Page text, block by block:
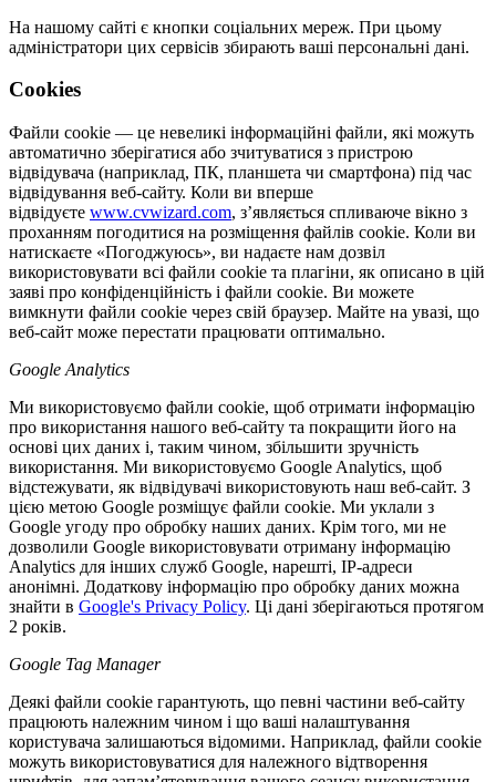
На нашому сайті є кнопки соціальних мереж. При цьому
адміністратори цих сервісів збирають ваші персональні дані.
Cookies
Файли cookie — це невеликі інформаційні файли, які можуть
автоматично зберігатися або зчитуватися з пристрою
відвідувача (наприклад, ПК, планшета чи смартфона) під час
відвідування веб-сайту. Коли ви вперше
відвідуєте www.cvwizard.com, з’являється спливаюче вікно з
проханням погодитися на розміщення файлів cookie. Коли ви
натискаєте «Погоджуюсь», ви надаєте нам дозвіл
використовувати всі файли cookie та плагіни, як описано в цій
заяві про конфіденційність і файли cookie. Ви можете
вимкнути файли cookie через свій браузер. Майте на увазі, що
веб-сайт може перестати працювати оптимально.
Google Analytics
Ми використовуємо файли cookie, щоб отримати інформацію
про використання нашого веб-сайту та покращити його на
основі цих даних і, таким чином, збільшити зручність
використання. Ми використовуємо Google Analytics, щоб
відстежувати, як відвідувачі використовують наш веб-сайт. З
цією метою Google розміщує файли cookie. Ми уклали з
Google угоду про обробку наших даних. Крім того, ми не
дозволили Google використовувати отриману інформацію
Analytics для інших служб Google, нарешті, IP-адреси
анонімні. Додаткову інформацію про обробку даних можна
знайти в Google's Privacy Policy. Ці дані зберігаються протягом
2 років.
Google Tag Manager
Деякі файли cookie гарантують, що певні частини веб-сайту
працюють належним чином і що ваші налаштування
користувача залишаються відомими. Наприклад, файли cookie
можуть використовуватися для належного відтворення